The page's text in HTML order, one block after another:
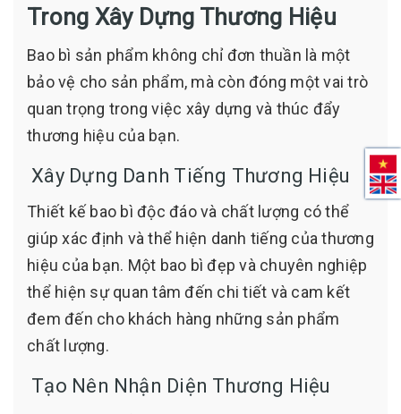
Trong Xây Dựng Thương Hiệu
Bao bì sản phẩm không chỉ đơn thuần là một
bảo vệ cho sản phẩm, mà còn đóng một vai trò
quan trọng trong việc xây dựng và thúc đẩy
thương hiệu của bạn.
Xây Dựng Danh Tiếng Thương Hiệu
Thiết kế bao bì độc đáo và chất lượng có thể
giúp xác định và thể hiện danh tiếng của thương
hiệu của bạn. Một bao bì đẹp và chuyên nghiệp
thể hiện sự quan tâm đến chi tiết và cam kết
đem đến cho khách hàng những sản phẩm
chất lượng.
Tạo Nên Nhận Diện Thương Hiệu